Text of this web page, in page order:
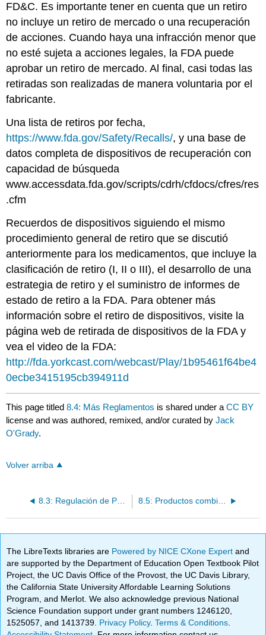
FD&C. Es importante tener en cuenta que un retiro
no incluye un retiro de mercado o una recuperación
de acciones. Cuando haya una infracción menor que
no esté sujeta a acciones legales, la FDA puede
aprobar un retiro de mercado. Al final, casi todas las
retiradas son realizadas de manera voluntaria por el
fabricante.
Una lista de retiros por fecha,
https://www.fda.gov/Safety/Recalls/, y una base de
datos completa de dispositivos de recuperación con
capacidad de búsqueda
www.accessdata.fda.gov/scripts/cdrh/cfdocs/cfres/res
.cfm
Recuerdos de dispositivos siguiendo el mismo
procedimiento general de retiro que se discutió
anteriormente para los medicamentos, que incluye la
clasificación de retiro (I, II o III), el desarrollo de una
estrategia de retiro y el suministro de informes de
estado de retiro a la FDA. Para obtener más
información sobre el retiro de dispositivos, visite la
página web de retirada de dispositivos de la FDA y
vea el video de la FDA:
http://fda.yorkcast.com/webcast/Play/1b95461f64be4
0ecbe3415195cb394911d
This page titled8.4: Más Reglamentos is shared under aCC BY
license and was authored, remixed, and/or curated byJack
O'Grady.
Volver arriba
8.3: Regulación de Pruebas Clínicas 8.5: Productos combinados
The LibreTexts libraries are Powered by NICE CXone Expertand
are supported by the Department of Education Open Textbook Pilot
Project, the UC Davis Office of the Provost, the UC Davis Library,
the California State University Affordable Learning Solutions
Program, and Merlot. We also acknowledge previous National
Science Foundation support under grant numbers 1246120,
1525057, and 1413739. Privacy Policy.Terms & Conditions